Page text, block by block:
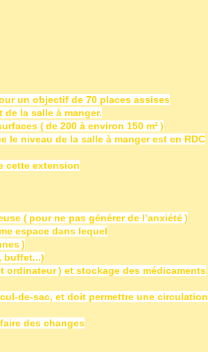
un objectif de 70 places assises
la salle à manger.
( de 200 à environ 150 m² )
le niveau de la salle à mangerest en RDC
cette extension
( pour ne pas générer de l’anxiété )
espace dans lequel
)
buffet...)
ordinateur ) et stockage des médicaments
de-sac, et doit permettre une circulation
des changes